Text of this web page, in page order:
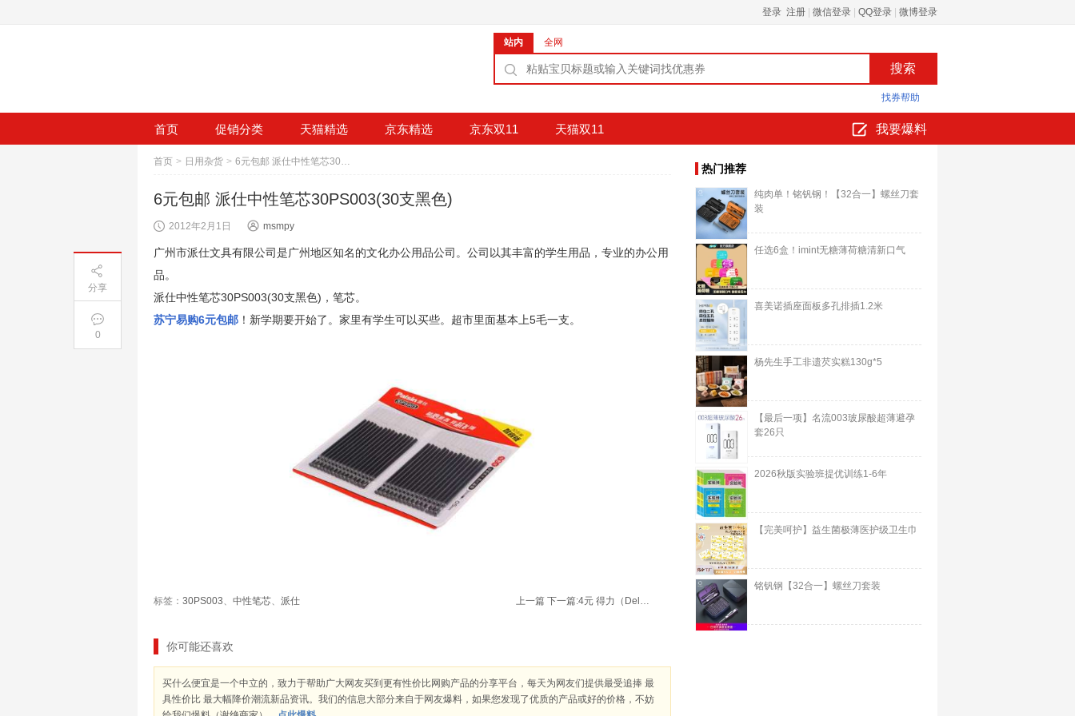
登录 注册 微信登录 QQ登录 微博登录
站内 全网
找券帮助
首页 促销分类 天猫精选 京东精选 京东双11 天猫双11 我要爆料
首页 > 日用杂货 > 6元包邮 派仕中性笔芯30PS003(30支黑色)
6元包邮 派仕中性笔芯30PS003(30支黑色)
2012年2月1日 msmpy
广州市派仕文具有限公司是广州地区知名的文化办公用品公司。公司以其丰富的学生用品，专业的办公用
品。
派仕中性笔芯30PS003(30支黑色)，笔芯。
苏宁易购6元包邮 ！新学期要开始了。家里有学生可以买些。超市里面基本上5毛一支。
标签： 30PS003、 中性笔芯、 派仕 上一篇 下一篇: 4元 得力（Deli）6034-160mm办公剪刀（小号）颜色随机
你可能还喜欢
买什么便宜是一个中立的，致力于帮助广大网友买到更有性价比网购产品的分享平台，每天为网友们提供最受追捧 最
具性价比 最大幅降价潮流新品资讯。我们的信息大部分来自于网友爆料，如果您发现了优质的产品或好的价格，不妨
热门推荐
纯肉单！铭钒钢！【32合一】螺丝刀套
装
任选6盒！imint无糖薄荷糖清新口气
喜美诺插座面板多孔排插1.2米
杨先生手工非遗芡实糕130g*5
【最后一项】名流003玻尿酸超薄避孕
套26只
2026秋版实验班提优训练1-6年
【完美呵护】益生菌极薄医护级卫生巾
铭钒钢【32合一】螺丝刀套装
分享
0